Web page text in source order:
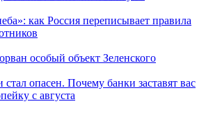
как Россия переписывает правила
особый объект Зеленского
опасен. Почему банки заставят вас
с августа